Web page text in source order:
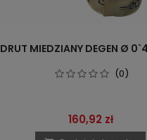
DRUT MIEDZIANY DEGEN Ø
(0)
Cena
160,92 zł